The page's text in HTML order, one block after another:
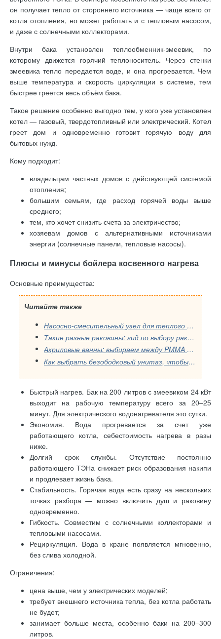
он получает тепло от стороннего источника — чаще всего от
котла отопления, но может работать и с тепловым насосом,
и даже с солнечными коллекторами.
Внутри бака установлен теплообменник-змеевик, по
которому движется горячий теплоноситель. Через стенки
змеевика тепло передается воде, и она прогревается. Чем
выше температура и скорость циркуляции в системе, тем
быстрее греется весь объём бака.
Такое решение особенно выгодно тем, у кого уже установлен
котел — газовый, твердотопливный или электрический. Котел
греет дом и одновременно готовит горячую воду для
бытовых нужд.
Кому подходит:
владельцам частных домов с действующей системой
отопления;
большим семьям, где расход горячей воды выше
среднего;
тем, кто хочет снизить счета за электричество;
хозяевам домов с альтернативными источниками
энергии (солнечные панели, тепловые насосы).
Плюсы и минусы бойлера косвенного нагрева
Основные преимущества:
Читайте также
Насосно-смесительный узел для теплого пола: как выбрать правильную модель
Такие разные раковины: гид по выбору раковины в ванную
Акриловые ванны: выбираем между PMMA и ABS
Как выбрать безободковый унитаз, чтобы не пожалеть: инструкция от мастера
Быстрый нагрев. Бак на 200 литров с змеевиком 24 кВт
выходит на рабочую температуру всего за 20–25
минут. Для электрического водонагревателя это сутки.
Экономия. Вода прогревается за счет уже
работающего котла, себестоимость нагрева в разы
ниже.
Долгий срок службы. Отсутствие постоянно
работающего ТЭНа снижает риск образования накипи
и продлевает жизнь бака.
Стабильность. Горячая вода есть сразу на нескольких
точках разбора — можно включить душ и раковину
одновременно.
Гибкость. Совместим с солнечными коллекторами и
тепловыми насосами.
Рециркуляция. Вода в кране появляется мгновенно,
без слива холодной.
Ограничения:
цена выше, чем у электрических моделей;
требует внешнего источника тепла, без котла работать
не будет;
занимает больше места, особенно баки на 200–300
литров.